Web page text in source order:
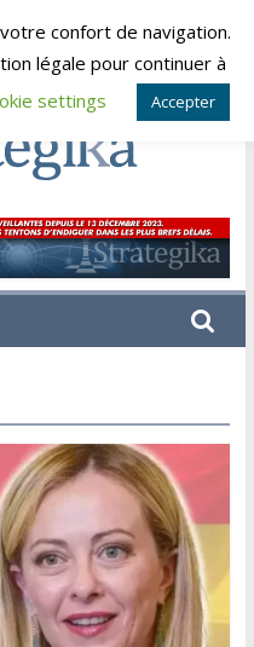
2026confort de navigation.
légale pour continuer à
settings Accepter